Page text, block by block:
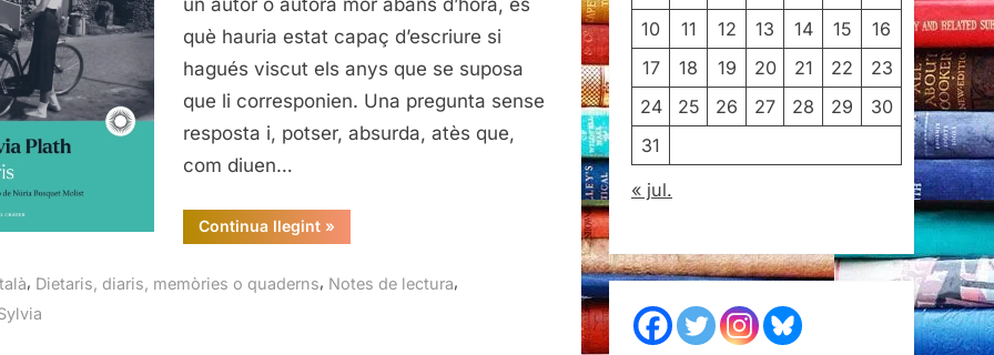
què hauria estat capaç d’escriure si
hagués viscut els anys que se suposa
que li corresponien. Una pregunta sense
resposta i, potser, absurda, atès que,
com diuen…
Continua llegint“Sylvia
Plath,
del
»
, Dietaris, diaris, memòries o quaderns, Notes de lectura,
10
11 12 13 14 15
16
17
18 19 20 21 22
23
24
25 26 27 28 29
30
31
« jul.